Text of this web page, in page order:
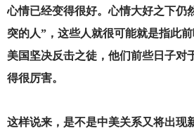
心情已经变得很好。心情大好之下仍
突的人”，这些人就很可能就是指此
美国坚决反击之徒，他们前些日子对
得很厉害。
这样说来，是不是中美关系又将出现